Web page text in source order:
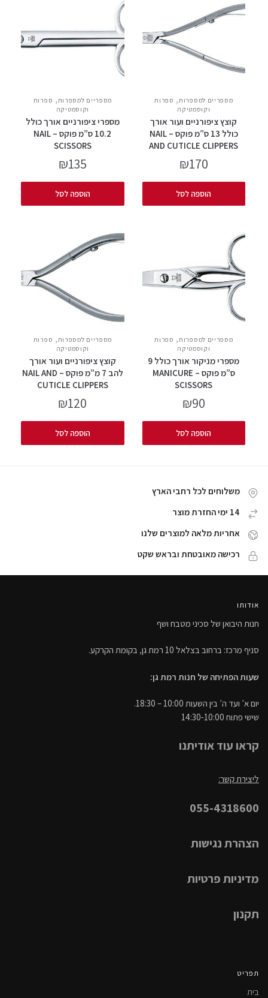
מספריים למספרות , ספרות
וקוסמטיקה
קוצץ ציפורניים ועור אורך
כולל 13 ס”מ פוקס – NAIL
AND CUTICLE CLIPPERS
₪170
הוספה לסל
מספריים למספרות , ספרות
וקוסמטיקה
מספרי ציפורניים אורך כולל
10.2 ס”מ פוקס – NAIL
SCISSORS
₪135
הוספה לסל
מספריים למספרות , ספרות
וקוסמטיקה
מספרי מניקור אורך כולל 9
ס”מ פוקס – MANICURE
SCISSORS
₪90
הוספה לסל
מספריים למספרות , ספרות
וקוסמטיקה
קוצץ ציפורניים ועור אורך
להב 7 מ”מ פוקס – NAIL AND
CUTICLE CLIPPERS
₪120
הוספה לסל
משלוחים לכל רחבי הארץ
14 ימי החזרת מוצר
אחריות מלאה למוצרים שלנו
רכישה מאובטחת ובראש שקט
אודותו
חנות היבואן של סכיני מטבח ושף
סניף מרכז: ברחוב בצלאל 10 רמת גן, בקומת הקרקע.
שעות הפתיחה של חנות רמת גן:
יום א’ ועד ה’ בין השעות 10:00 – 18:30.
שישי פתוח 14:30-10:00
קראו עוד אודיתנו
ליצירת קשר:
055-4318600
הצהרת נגישות
מדיניות פרטיות
תקנון
תפריט
בית